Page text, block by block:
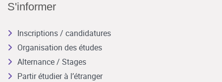
S'informer
Inscriptions / candidatures
Organisation des études
Alternance / Stages
Partir étudier à l’étranger